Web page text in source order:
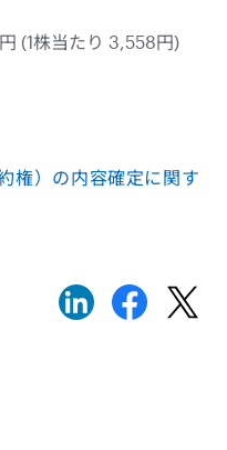
(1株当たり 3,558円)
権）の内容確定に関す